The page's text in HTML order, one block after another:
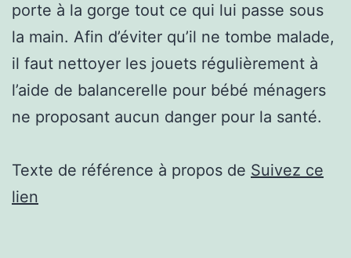
porte à la gorge tout ce qui lui passe sous
la main. Afin d’éviter qu’il ne tombe malade,
il faut nettoyer les jouets régulièrement à
l’aide de balancerelle pour bébé ménagers
ne proposant aucun danger pour la santé.
Texte de référence à propos de Suivez ce
lien